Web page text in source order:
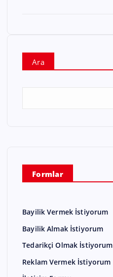
Ara
Formlar
Bayilik Vermek İstiyorum
Bayilik Almak İstiyorum
Tedarikçi Olmak İstiyorum
Reklam Vermek İstiyorum